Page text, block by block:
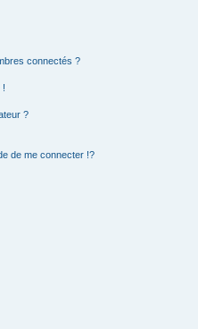
connectés ?
!
?
de me connecter !?